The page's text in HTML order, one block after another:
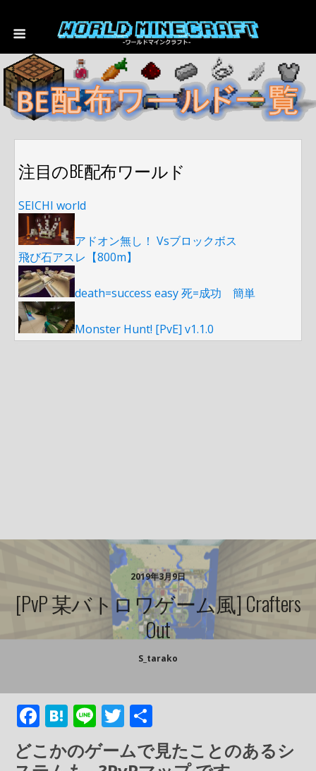
注目のBE配布ワールド
SEICHI world
アドオン無し！ Vsブロックボス
飛び石アスレ【800m】
death=success easy 死=成功 簡単
Monster Hunt! [PvE] v1.1.0
2019年3月9日
[PvP 某バトロワゲーム風] Crafters
Out
S_tarako
F
ac
e
H
at
e
Li
n
e
T
w
itt
有
どこかのゲームで見たことのあるシ